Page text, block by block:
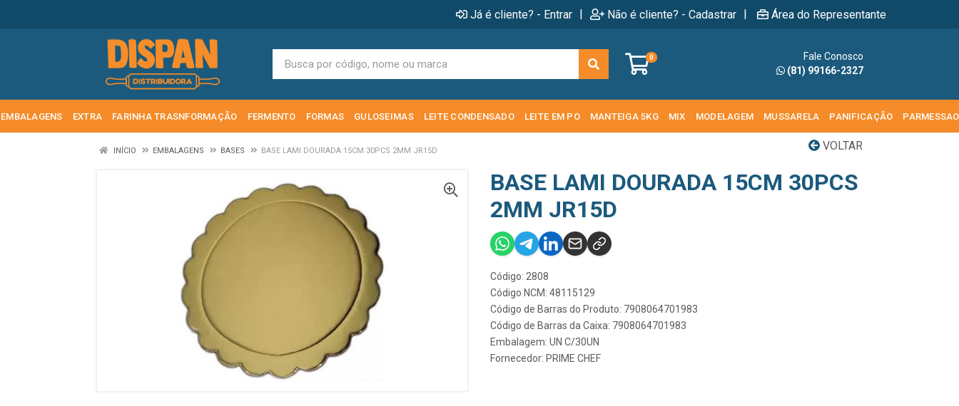
Já é cliente? - Entrar | Não é cliente? - Cadastrar | Área do Representante
0
Fale Conosco
(81) 99166-2327
EMBALAGENS EXTRA FARINHA TRASNFORMAÇÃO FERMENTO FORMAS GULOSEIMAS LEITE CONDENSADO LEITE EM PO MANTEIGA 5KG MIX MODELAGEM MUSSARELA PANIFICAÇÃO PARMESSAO
VOLTAR
INÍCIO EMBALAGENS BASES BASE LAMI DOURADA 15CM 30PCS 2MM JR15D
BASE LAMI DOURADA 15CM 30PCS
2MM JR15D
Código: 2808
Código NCM: 48115129
Código de Barras do Produto: 7908064701983
Código de Barras da Caixa: 7908064701983
Embalagem: UN C/30UN
Fornecedor: PRIME CHEF